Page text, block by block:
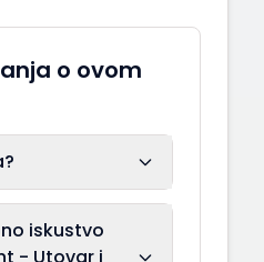
o ovom
iskustvo